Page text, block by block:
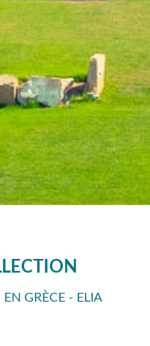
GRÈCE - ELIA